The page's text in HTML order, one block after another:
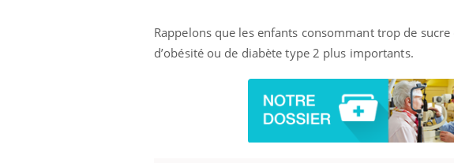
Rappelons que les enfants consommant trop de
d’obésité ou de diabète type 2 plus importants.